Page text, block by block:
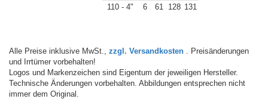
110 - 4"
6 61 128 131
Alle Preise inklusive MwSt., zzgl. Versandkosten . Preisänderungen
und Irrtümer vorbehalten!
Logos und Markenzeichen sind Eigentum der jeweiligen Hersteller.
Technische Änderungen vorbehalten. Abbildungen entsprechen nicht
immer dem Original.